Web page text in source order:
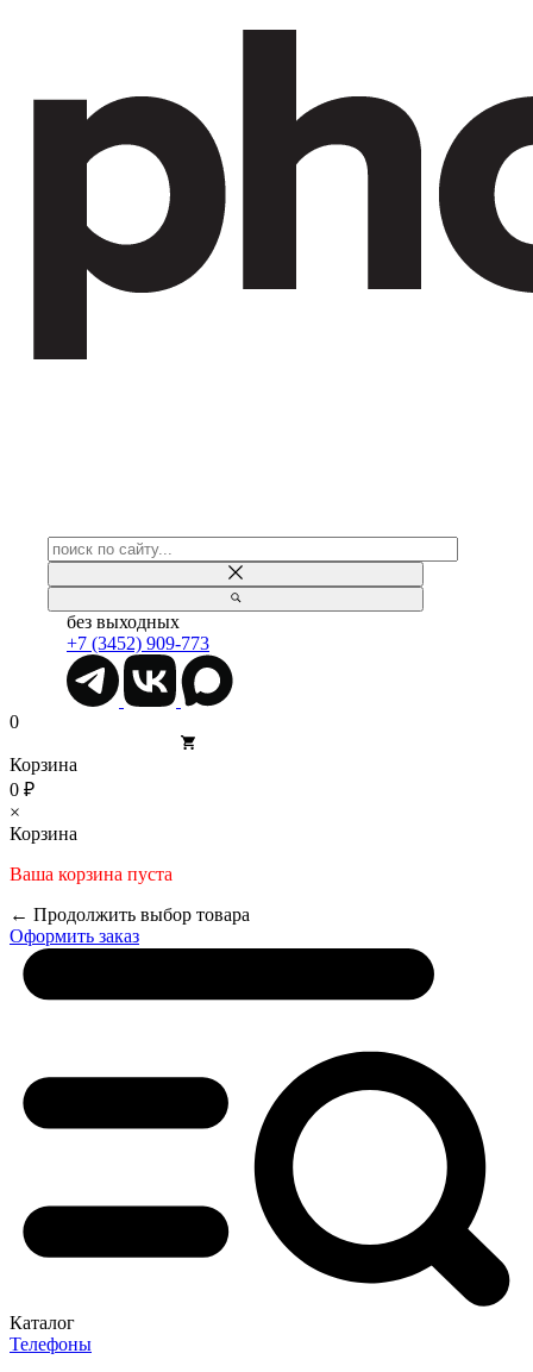
без выходных
+7 (3452) 909-773
0
Корзина
0 ₽
×
Корзина
Ваша корзина пуста
← Продолжить выбор товара
Оформить заказ
Каталог
Телефоны